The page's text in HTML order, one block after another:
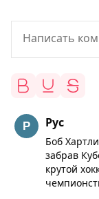
Рус
Боб
забрав
крутой